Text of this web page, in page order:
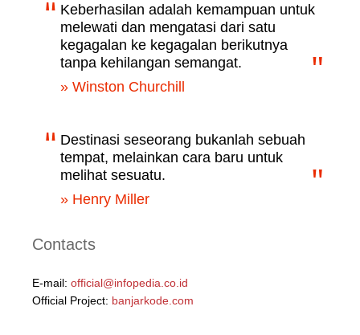
Keberhasilan adalah kemampuan untuk
melewati dan mengatasi dari satu
kegagalan ke kegagalan berikutnya
tanpa kehilangan semangat.
» Winston Churchill
Destinasi seseorang bukanlah sebuah
tempat, melainkan cara baru untuk
melihat sesuatu.
» Henry Miller
Contacts
E-mail: official@infopedia.co.id
Official Project: banjarkode.com